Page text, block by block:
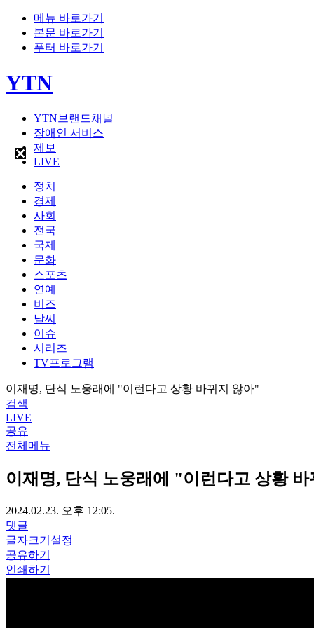
메뉴 바로가기
본문 바로가기
푸터 바로가기
YTN
YTN브랜드채널
장애인 서비스
제보
LIVE
정치
경제
사회
전국
국제
문화
스포츠
연예
비즈
날씨
이슈
시리즈
TV프로그램
이재명, 단식 노웅래에 "이런다고 상황 바뀌지 않아"
검색
LIVE
공유
전체메뉴
이재명, 단식 노웅래에 "이런다고 상황
2024.02.23. 오후 12:05.
댓글
글자크기설정
공유하기
인쇄하기